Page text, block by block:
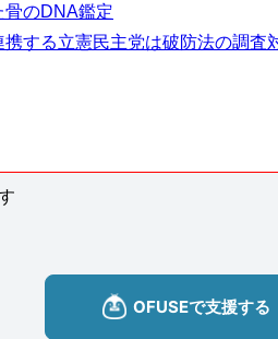
骨のDNA鑑定
携する立憲民主党は破防法の調